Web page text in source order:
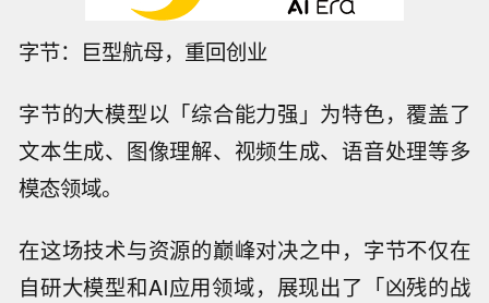
字节：巨型航母，重回创业
字节的大模型以「综合能力强」为特色，覆盖了
文本生成、图像理解、视频生成、语音处理等多
模态领域。
在这场技术与资源的巅峰对决之中，字节不仅在
自研大模型和AI应用领域，展现出了「凶残的战